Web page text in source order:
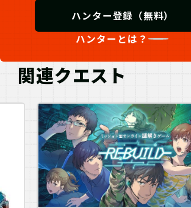
ハンター登録（無料）
ハンターとは？
関連クエスト